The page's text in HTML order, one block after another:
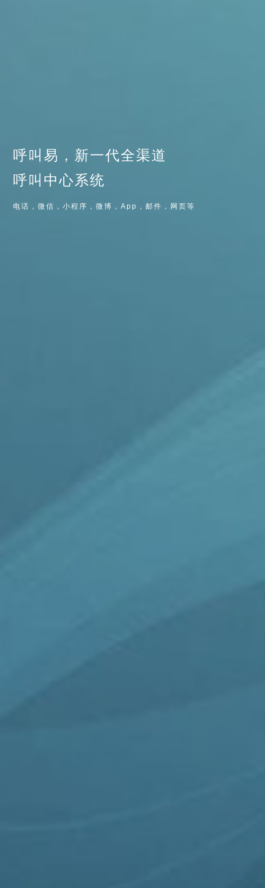
呼叫易，新一代全渠道
呼叫中心系统
电话，微信，小程序，微博，App，邮件，网页等